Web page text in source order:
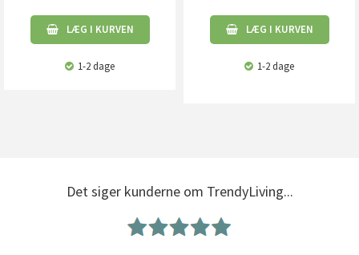
LÆG I KURVEN
1-2 dage
LÆG I KURVEN
1-2 dage
Det siger kunderne om TrendyLiving...